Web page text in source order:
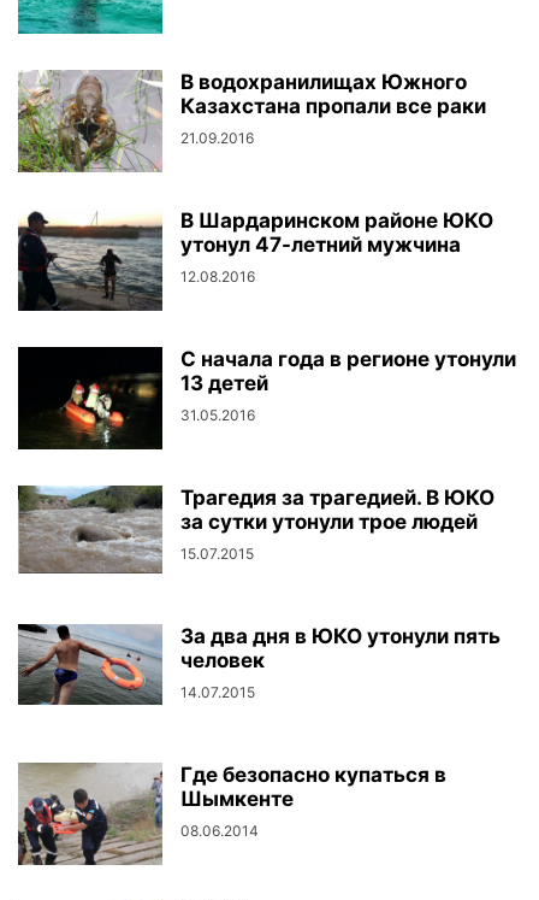
В водохранилищах Южного
Казахстана пропали все раки
21.09.2016
В Шардаринском районе ЮКО
утонул 47-летний мужчина
12.08.2016
С начала года в регионе утонули
13 детей
31.05.2016
Трагедия за трагедией. В ЮКО
за сутки утонули трое людей
15.07.2015
За два дня в ЮКО утонули пять
человек
14.07.2015
Где безопасно купаться в
Шымкенте
08.06.2014